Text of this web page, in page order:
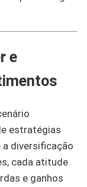
e
estratégias
diversificação
cada atitude
e ganhos